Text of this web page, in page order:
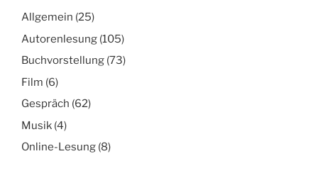
Allgemein (25)
Autorenlesung (105)
Buchvorstellung (73)
Film (6)
Gespräch (62)
Musik (4)
Online-Lesung (8)